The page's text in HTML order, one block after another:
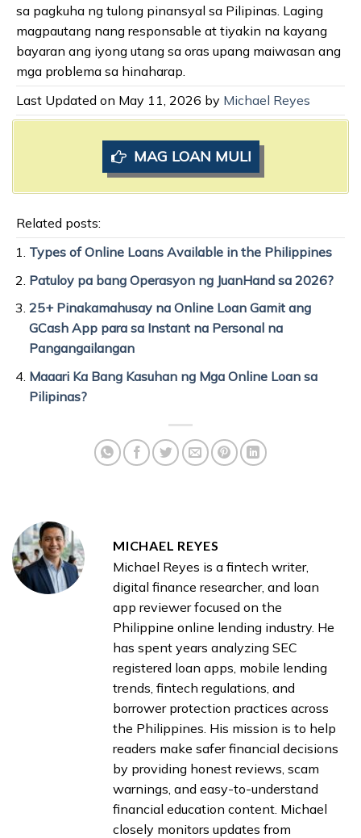
sa pagkuha ng tulong pinansyal sa Pilipinas. Laging
magpautang nang responsable at tiyakin na kayang
bayaran ang iyong utang sa oras upang maiwasan ang
mga problema sa hinaharap.
Last Updated on May 11, 2026 by Michael Reyes
MAG LOAN MULI
Related posts:
Types of Online Loans Available in the Philippines
Patuloy pa bang Operasyon ng JuanHand sa 2026?
25+ Pinakamahusay na Online Loan Gamit ang
GCash App para sa Instant na Personal na
Pangangailangan
Maaari Ka Bang Kasuhan ng Mga Online Loan sa
Pilipinas?
MICHAEL REYES
Michael Reyes is a fintech writer,
digital finance researcher, and loan
app reviewer focused on the
Philippine online lending industry. He
has spent years analyzing SEC
registered loan apps, mobile lending
trends, fintech regulations, and
borrower protection practices across
the Philippines. His mission is to help
readers make safer financial decisions
by providing honest reviews, scam
warnings, and easy-to-understand
financial education content. Michael
closely monitors updates from